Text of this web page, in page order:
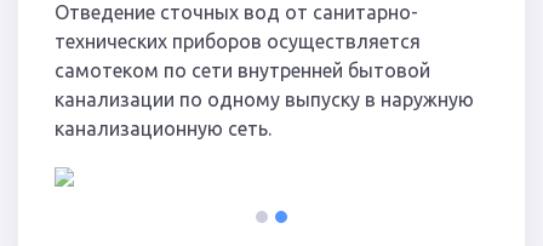
Отведение сточных вод от санитарно-
технических приборов осуществляется
самотеком по сети внутренней бытовой
канализации по одному выпуску в наружную
канализационную сеть.
1 2